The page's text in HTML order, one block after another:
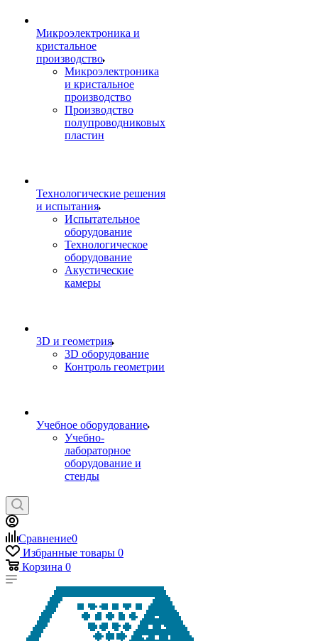
Микроэлектроника и
кристальное
производство
Микроэлектроника
и кристальное
производство
Производство
полупроводниковых
пластин
Технологические решения
и испытания
Испытательное
оборудование
Технологическое
оборудование
Акустические
камеры
3D и геометрия
3D оборудование
Контроль геометрии
Учебное оборудование
Учебно-
лабораторное
оборудование и
стенды
Сравнение0
Избранные товары 0
Корзина 0